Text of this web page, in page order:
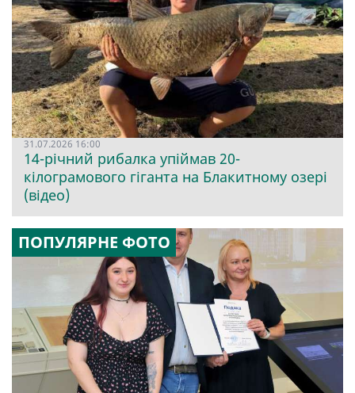
31.07.2026 16:00
14-річний рибалка упіймав 20-
кілограмового гіганта на Блакитному озері
(відео)
ПОПУЛЯРНЕ ФОТО